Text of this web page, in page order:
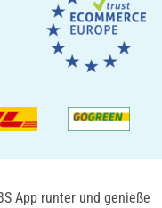
App runter und genieße